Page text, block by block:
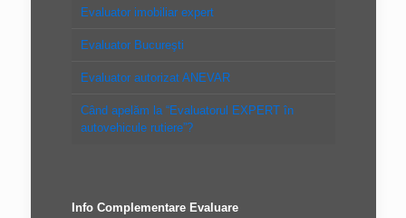
Evaluator imobiliar expert
Evaluator Bucureşti
Evaluator autorizat ANEVAR
Când apelăm la “Evaluatorul EXPERT în
autovehicule rutiere”?
Info Complementare Evaluare